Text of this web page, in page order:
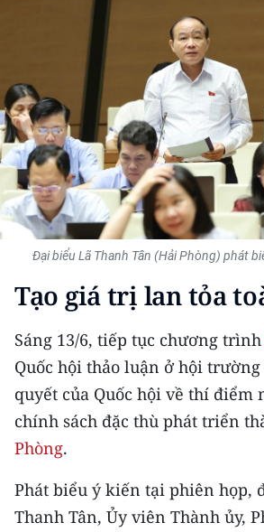
Y TẾ
KHOA HỌC - CÔNG NGHỆ
MÔI TRƯỜNG
BẠN ĐỌC
KIỂM CHỨNG THÔNG TIN
TRI THỨC CHUYÊN SÂU
54 DÂN TỘC VIỆT NAM
CHƯƠNG TRÌNH OCOP - MỖI XÃ
MỘT SẢN PHẨM
MEDIA CENTER
Đại biểu Lã Thanh Tân (Hải Phòng) phát
Tạo giá trị lan tỏa
Sáng 13/6, tiếp tục chương trình
Quốc hội thảo luận ở hội
quyết của Quốc hội về thí điểm
chính sách đặc thù phát triển
Phòng.
Phát biểu ý kiến tại phiên họp,
Thanh Tân, Ủy viên Thành ủy,